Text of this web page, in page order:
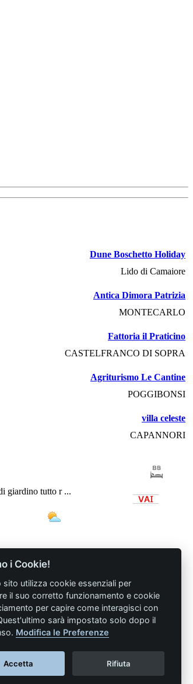
Dune Boschetto Holiday
Lido di Camaiore
Antica Dimora Patrizia
MONTECARLO
Fattoria il Praticino
CASTELFRANCO DI SOPRA
Agriturismo Le Cantine
POGGIBONSI
villa celeste
CAPANNORI
giardino tutto r ...
i Cookie!
sito utilizza cookie essenziali per
il suo corretto funzionamento e cookie
per capire come interagisci con
sarà impostato solo dopo il
Modifica le Preferenze
Accetta Rifiuta